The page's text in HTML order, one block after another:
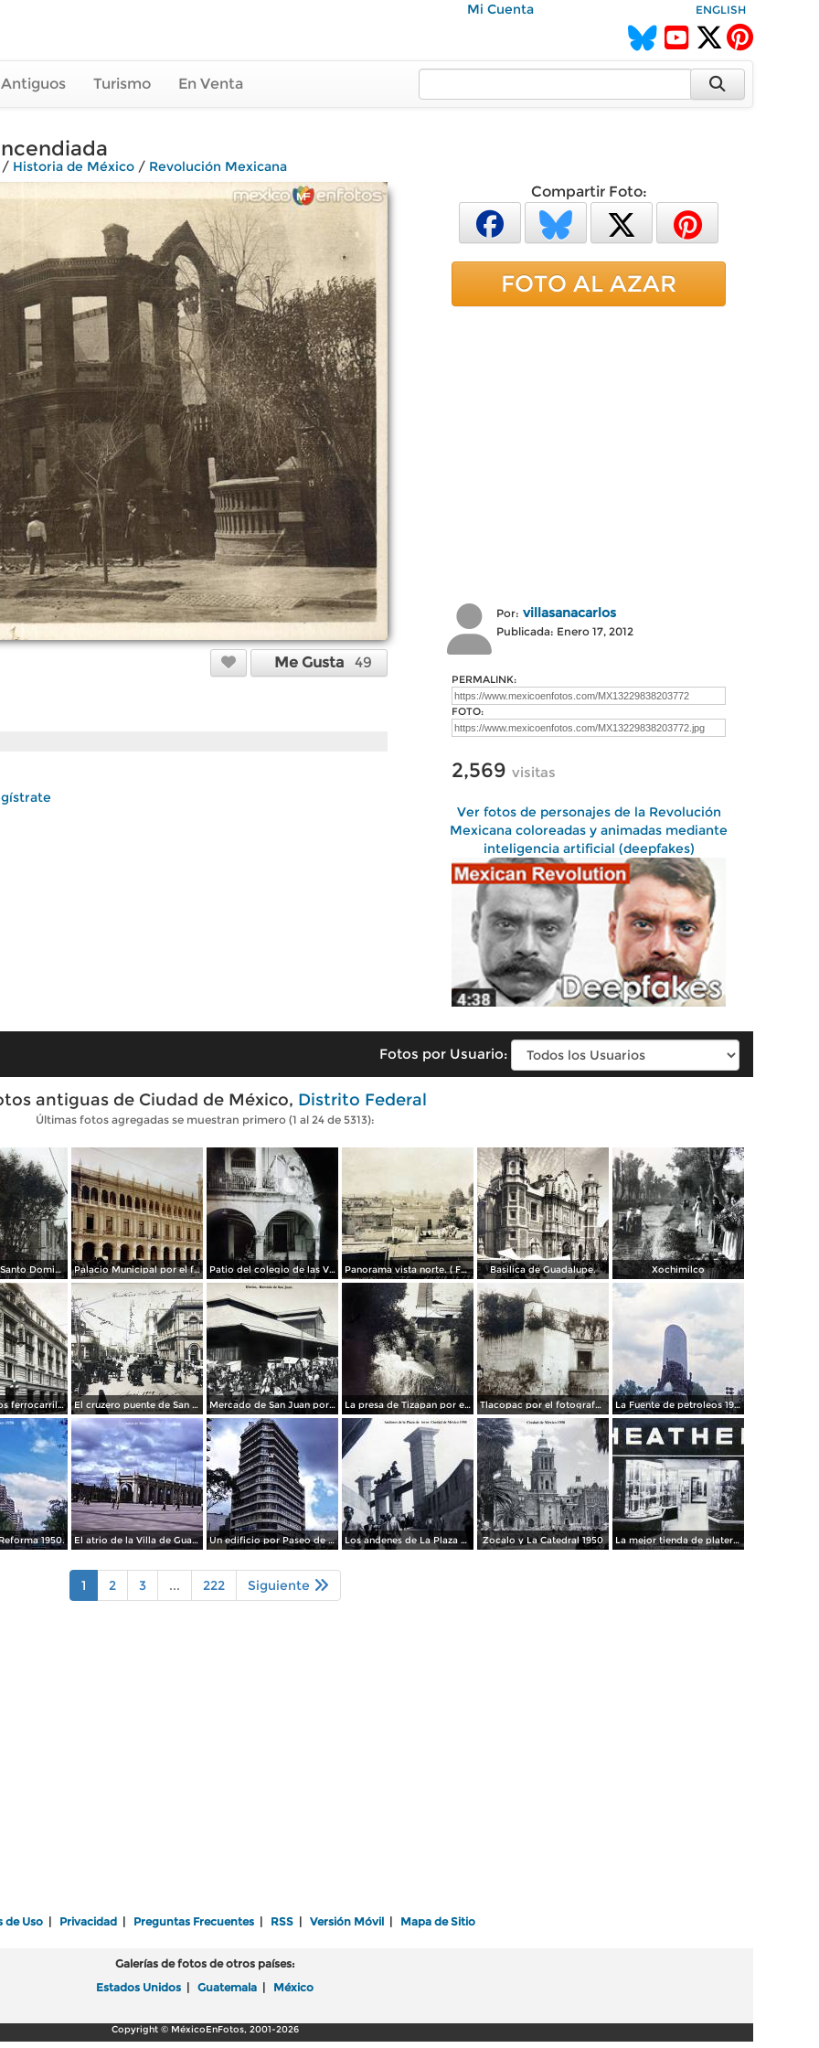
Mi Cuenta ENGLISH
Turismo En Venta
Historia de México / Revolución Mexicana
Me Gusta 49
Compartir Foto:
FOTO AL AZAR
Por: villasanacarlos
Publicada: Enero 17, 2012
PERMALINK:
FOTO:
2,569 visitas
Ver fotos de personajes de la Revolución
Mexicana coloreadas y animadas mediante
inteligencia artificial (deepfakes)
Fotos por Usuario:
antiguas de Ciudad de México, Distrito Federal
Últimas fotos agregadas se muestran primero (1 al 24 de 5313):
La Iglesia de Santo Domingo. Palacio Municipal por el fotografo Hugo Brehme.. Patio del colegio de las Vizcainas por el fotografo Hugo Brehme. Panorama vista norte. ( Fechada el 20 de Junio de 1905 ). Basilica de Guadalupe. Xochimilco
Edicicio de los ferrocarriles. El cruzero puente de San Francisco y Guardiola por el fotografo Felix Miret. Mercado de San Juan por el fotografo Felix Miret La presa de Tizapan por el fotografo Fernando Kososky. ( Circulada el 22 de Diembre de 1910 ). Tlacopac por el fotografo Hugo Brehme. La Fuente de petroleos 1950.
1950. El atrio de la Villa de Guadalupe 1950. Un edificio por Paseo de La Reforma 1950 Los andenes de La Plaza de toros Ciudad de México 1950 Zocalo y La Catedral 1950 La mejor tienda de plateria.
1 2 3 ... 222 Siguiente
de Uso Privacidad Preguntas Frecuentes RSS Versión Móvil Mapa de Sitio
Galerías de fotos de otros países:
Estados Unidos
Guatemala México
Copyright © MéxicoEnFotos, 2001-2026